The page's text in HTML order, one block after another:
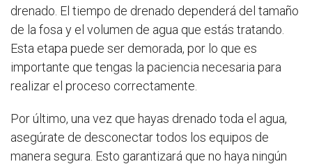
drenado. El tiempo de drenado dependerá del tamaño
de la fosa y el volumen de agua que estás tratando.
Esta etapa puede ser demorada, por lo que es
importante que tengas la paciencia necesaria para
realizar el proceso correctamente.
Por último, una vez que hayas drenado toda el agua,
asegúrate de desconectar todos los equipos de
manera segura. Esto garantizará que no haya ningún